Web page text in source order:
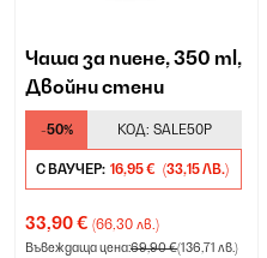
Чаша за пиене, 350 ml,
Двойни стени
-50% КОД: SALE50P
С ВАУЧЕР: 16,95 € (33,15 ЛВ.)
33,90 € (66,30 лв.)
Въвеждаща цена:69,90 €(136,71 лв.)